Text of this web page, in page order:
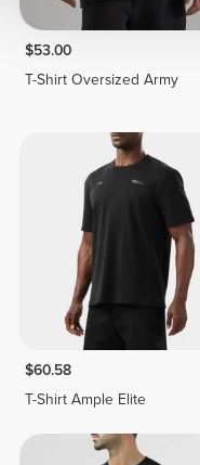
$53.00
T-Shirt Oversized Army
$60.58
T-Shirt Ample Elite